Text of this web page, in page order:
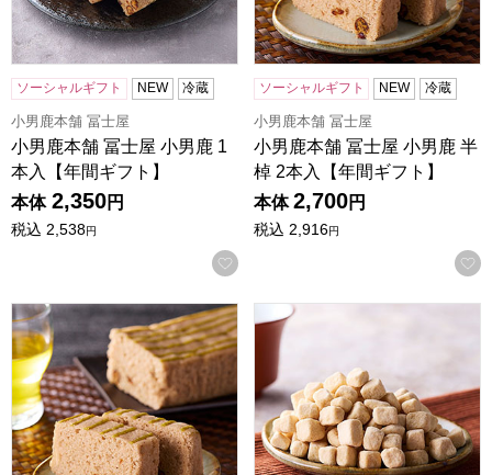
ソーシャルギフト NEW 冷蔵
小男鹿本舗 冨士屋
小男鹿本舗 冨士屋 小男鹿 1
本入【年間ギフト】
本体 2,350円
税込 2,538円
お気に入りに登録する
ソーシャルギフト NEW 冷蔵
小男鹿本舗 冨士屋
小男鹿本舗 冨士屋 小男鹿 半
棹 2本入【年間ギフト】
本体 2,700円
税込 2,916円
小男鹿本舗 冨士屋 小男鹿 半棹 1本【年間ギフト】
小男鹿本舗 冨士屋 霰三盆 曲